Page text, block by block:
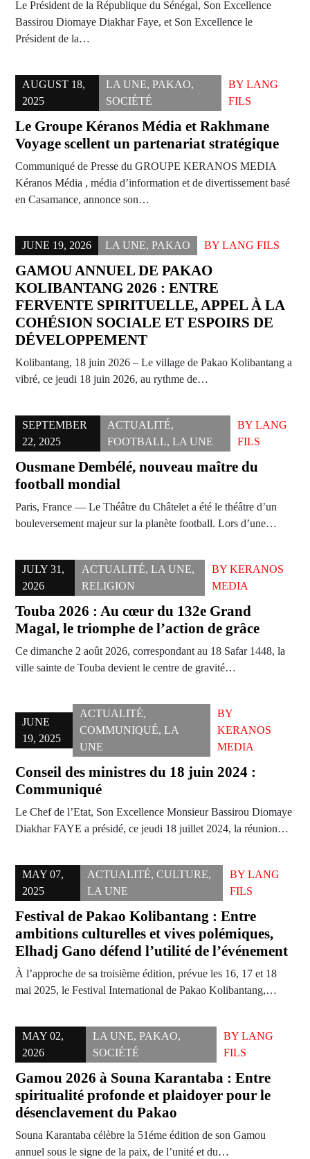
Le Président de la République du Sénégal, Son Excellence
Bassirou Diomaye Diakhar Faye, et Son Excellence le
Président de la…
AUGUST 18,
2025
LA UNE, PAKAO,
SOCIÉTÉ
BY LANG
FILS
Le Groupe Kéranos Média et Rakhmane
Voyage scellent un partenariat stratégique
Communiqué de Presse du GROUPE KERANOS MEDIA
Kéranos Média , média d’information et de divertissement basé
en Casamance, annonce son…
JUNE 19, 2026 LA UNE, PAKAO BY LANG FILS
GAMOU ANNUEL DE PAKAO
KOLIBANTANG 2026 : ENTRE
FERVENTE SPIRITUELLE, APPEL À LA
COHÉSION SOCIALE ET ESPOIRS DE
DÉVELOPPEMENT
Kolibantang, 18 juin 2026 – Le village de Pakao Kolibantang a
vibré, ce jeudi 18 juin 2026, au rythme de…
SEPTEMBER
22, 2025
ACTUALITÉ,
FOOTBALL, LA UNE
BYLANG
FILS
Ousmane Dembélé, nouveau maître du
football mondial
Paris, France — Le Théâtre du Châtelet a été le théâtre d’un
bouleversement majeur sur la planète football. Lors d’une…
JULY 31,
2026
ACTUALITÉ,LA UNE,
RELIGION
BY KERANOS
MEDIA
Touba 2026 : Au cœur du 132e Grand
Magal, le triomphe de l’action de grâce
Ce dimanche 2 août 2026, correspondant au 18 Safar 1448, la
ville sainte de Touba devient le centre de gravité…
JUNE
19, 2025
ACTUALITÉ,
COMMUNIQUÉ,LA
UNE
BY
KERANOS
MEDIA
Conseil des ministres du 18 juin 2024 :
Communiqué
Le Chef de l’Etat, Son Excellence Monsieur Bassirou Diomaye
Diakhar FAYE a présidé, ce jeudi 18 juillet 2024, la réunion…
MAY 07,
2025
ACTUALITÉ, CULTURE,
LA UNE
BYLANG
FILS
Festival de Pakao Kolibantang : Entre
ambitions culturelles et vives polémiques,
Elhadj Gano défend l’utilité de l’événement
À l’approche de sa troisième édition, prévue les 16, 17 et 18
mai 2025, le Festival International de Pakao Kolibantang,…
MAY 02,
2026
LA UNE, PAKAO,
SOCIÉTÉ
BY LANG
FILS
Gamou 2026 à Souna Karantaba : Entre
spiritualité profonde et plaidoyer pour le
désenclavement du Pakao
Souna Karantaba célèbre la 51éme édition de son Gamou
annuel sous le signe de la paix, de l’unité et du…